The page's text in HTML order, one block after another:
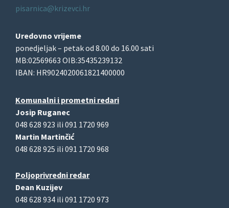
pisarnica@krizevci.hr
Uredovno vrijeme
ponedjeljak – petak od 8.00 do 16.00 sati
MB:02569663 OIB:35435239132
IBAN: HR9024020061821400000
Komunalni i prometni redari
Josip Ruganec
048 628 923 ili 091 1720 969
Martin Martinčić
048 628 925 ili 091 1720 968
Poljoprivredni redar
Dean Kuzijev
048 628 934 ili 091 1720 973